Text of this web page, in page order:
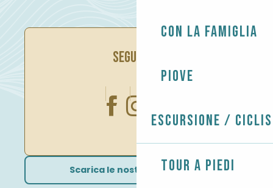
Con la famiglia
Piove
Escursione /
Tour a piedi
SEGUITECI
Scarica le nostre brochure